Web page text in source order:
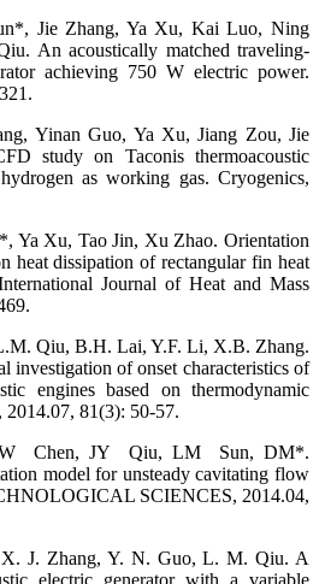
Jie Zhang, Ya Xu, Kai Luo, Ning
An acoustically matched traveling-
achieving 750 W electric power.
Yinan Guo, Ya Xu, Jiang Zou, Jie
study on Taconis thermoacoustic
as working gas. Cryogenics,
Ya Xu, Tao Jin, Xu Zhao. Orientation
heat dissipation of rectangular fin heat
Journal of Heat and Mass
Qiu, B.H. Lai, Y.F. Li, X.B. Zhang.
investigation of onset characteristics of
engines based on thermodynamic
2014.07, 81(3): 50-57.
Chen, JY Qiu, LM Sun, DM*.
model for unsteady cavitating flow
SCIENCES, 2014.04,
J. Zhang, Y. N. Guo, L. M. Qiu. A
electric generator with a variable